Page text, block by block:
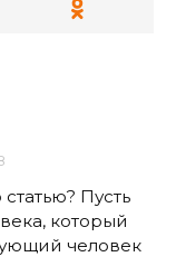
Пусть
который
человек